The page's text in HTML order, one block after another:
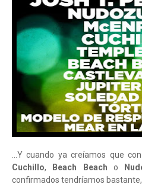
...Y cuando ya creíamos que con
Cuchillo, Beach Beach o
confirmados tendríamos